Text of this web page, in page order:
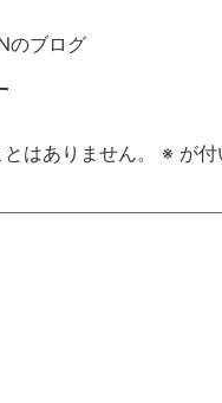
のブログ
はありません。 ※ が